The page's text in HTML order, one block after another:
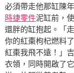
必須帶走他那缸陳
時捷零件泥缸前，
還胖的缸抱起。「
你的紅棗枸杞燃料
紅棗我飛不遠！」
衣領，同時開啟了